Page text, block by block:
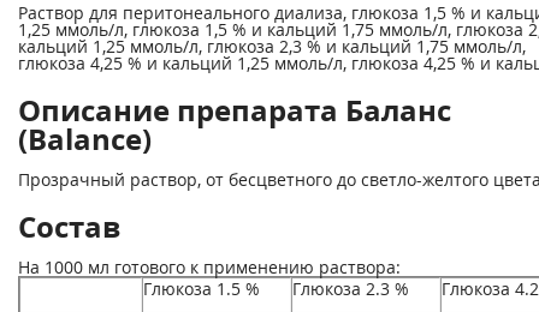
Раствор для перитонеального диализа, глюкоза 1,5 % и
1,25 ммоль/л, глюкоза 1,5 % и кальций 1,75 ммоль/л, глюкоза
кальций 1,25 ммоль/л, глюкоза 2,3 % и кальций 1,75 ммоль/л,
глюкоза 4,25 % и кальций 1,25 ммоль/л, глюкоза 4,25 % и
Описание препарата Баланс
(Balance)
Прозрачный раствор, от бесцветного до светло-желтого
Состав
На 1000 мл готового к применению раствора:
Глюкоза 1.5 %
Глюкоза 2.3 %
Глюкоза